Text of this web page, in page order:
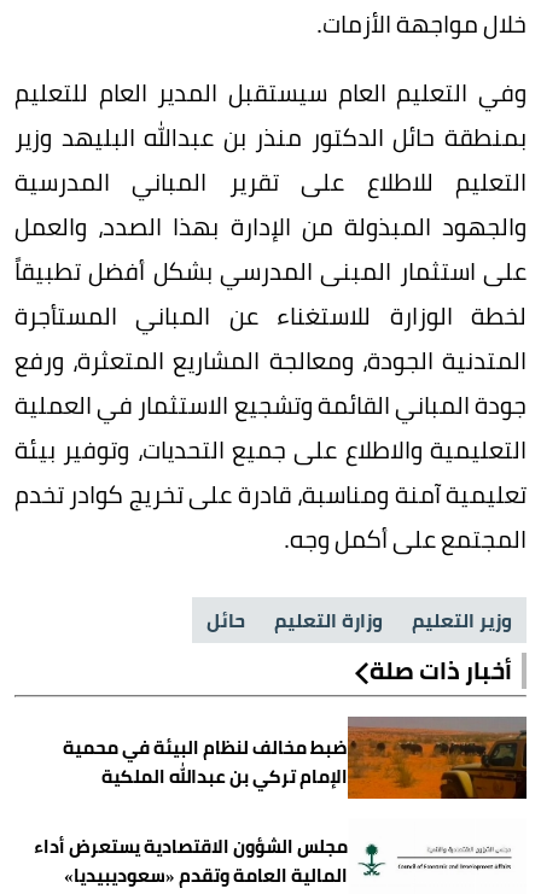
خلال مواجهة الأزمات.
وفي التعليم العام سيستقبل المدير العام للتعليم
بمنطقة حائل الدكتور منذر بن عبدالله البليهد وزير
التعليم للاطلاع على تقرير المباني المدرسية
والجهود المبذولة من الإدارة بهذا الصدد، والعمل
على استثمار المبنى المدرسي بشكل أفضل تطبيقاً
لخطة الوزارة للاستغناء عن المباني المستأجرة
المتدنية الجودة، ومعالجة المشاريع المتعثرة، ورفع
جودة المباني القائمة وتشجيع الاستثمار في العملية
التعليمية والاطلاع على جميع التحديات، وتوفير بيئة
تعليمية آمنة ومناسبة، قادرة على تخريج كوادر تخدم
المجتمع على أكمل وجه.
وزير التعليم وزارة التعليم حائل
أخبار ذات صلة
ضبط مخالف لنظام البيئة في محمية
الإمام تركي بن عبدالله الملكية
مجلس الشؤون الاقتصادية يستعرض أداء
المالية العامة وتقدم «سعوديبيديا»